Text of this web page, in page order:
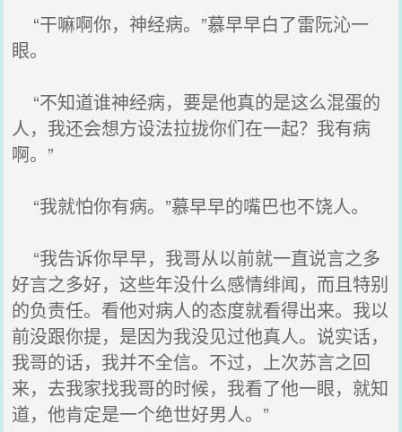
“干嘛啊你，神经病。”慕早早白了雷阮沁一
眼。
“不知道谁神经病，要是他真的是这么混蛋的
人，我还会想方设法拉拢你们在一起？我有病
啊。”
“我就怕你有病。”慕早早的嘴巴也不饶人。
“我告诉你早早，我哥从以前就一直说言之多
好言之多好，这些年没什么感情绯闻，而且特别
的负责任。看他对病人的态度就看得出来。我以
前没跟你提，是因为我没见过他真人。说实话，
我哥的话，我并不全信。不过，上次苏言之回
来，去我家找我哥的时候，我看了他一眼，就知
道，他肯定是一个绝世好男人。”